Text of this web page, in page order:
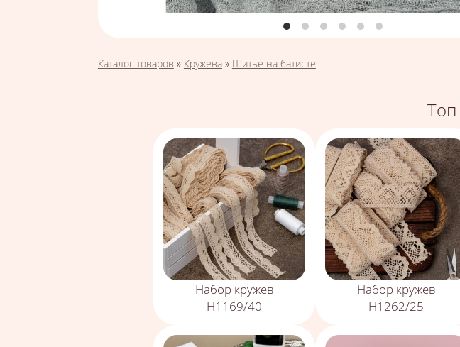
Вы здесь
Каталог товаров » Кружева» Шитье на батисте
Топ
Набор кружев
Н1169/40
Набор кружев
Н1262/25